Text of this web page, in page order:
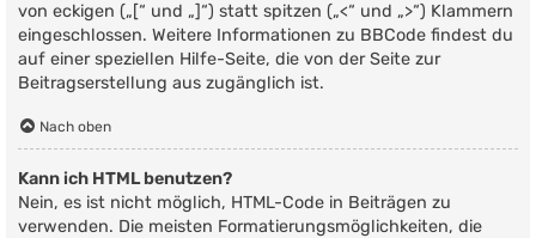
von eckigen („[“ und „]“) statt spitzen („<“ und „>“) Klammern
eingeschlossen. Weitere Informationen zu BBCode findest du
auf einer speziellen Hilfe-Seite, die von der Seite zur
Beitragserstellung aus zugänglich ist.
Nach oben
Kann ich HTML benutzen?
Nein, es ist nicht möglich, HTML-Code in Beiträgen zu
verwenden. Die meisten Formatierungsmöglichkeiten, die